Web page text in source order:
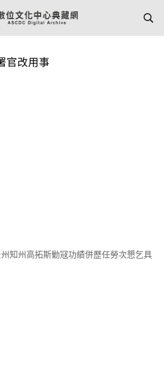
官改用事
知州高拓斯勦冦功績併歷任勞次懇乞具